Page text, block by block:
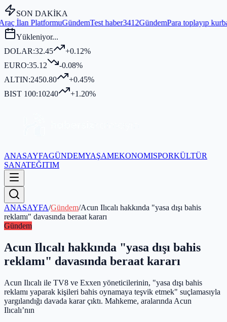
SON DAKİKA
GündemTest haber3412GündemPara toplayıp kurban kesmediği
Yükleniyor...
DOLAR:32.45
+0.12%
EURO:35.12
-0.08%
ALTIN:2450.80
+0.45%
BIST 100:10240 +1.20%
ANASAYFAGÜNDEMYAŞAMEKONOMISPORKÜLTÜR
SANATEĞITIM
ANASAYFA/Gündem/Acun Ilıcalı hakkında "yasa dışı bahis
reklamı" davasında beraat kararı
Gündem
Acun Ilıcalı hakkında "yasa dışı bahis
reklamı" davasında beraat kararı
Acun Ilıcalı ile TV8 ve Exxen yöneticilerinin, "yasa dışı bahis
reklamı yaparak kişileri bahis oynamaya teşvik etmek" suçlamasıyla
yargılandığı davada karar çıktı. Mahkeme, aralarında Acun
Ilıcalı’nın